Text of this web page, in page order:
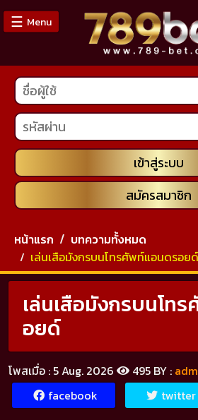
☰ Menu
เข้าสู่ระบบ
สมัครสมาชิก
หลัก
คา
สิโน
กีฬา
สล็อต
ดาวน์โหลด
ลิงค์
รับ
ทรัพย์
หน้าแรก
บทความทั้งหมด
เล่นเสือมังกรบนโทรศัพท์แอนดรอยด์
เล่นเสือมังกรบนโท
อยด์
โพสเมื่อ : 5 Aug. 2026 495 BY :
facebook
twitter